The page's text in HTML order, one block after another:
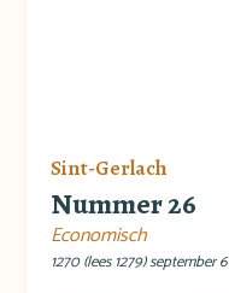
Sint-Gerlach
Nummer 26
Economisch
1270 (lees 1279) september 6